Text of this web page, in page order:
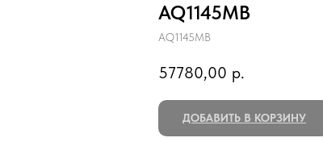
AQ1145MB
AQ1145MB
57780,00 р.
ДОБАВИТЬ В КОРЗИНУ